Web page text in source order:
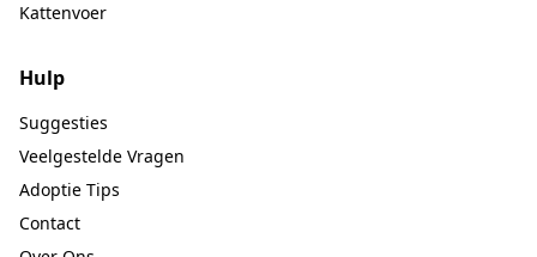
Kattenvoer
Hulp
Suggesties
Veelgestelde Vragen
Adoptie Tips
Contact